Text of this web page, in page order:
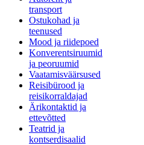
transport
Ostukohad ja
teenused
Mood ja riidepoed
Konverentsiruumid
ja peoruumid
Vaatamisväärsused
Reisibürood ja
reisikorraldajad
Ärikontaktid ja
ettevõtted
Teatrid ja
kontserdisaalid